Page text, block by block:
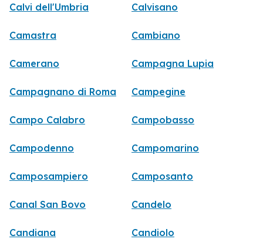
Calvi dell'Umbria Calvisano
Camastra Cambiano
Camerano Campagna Lupia
Campagnano di Roma Campegine
Campo Calabro Campobasso
Campodenno Campomarino
Camposampiero Camposanto
Canal San Bovo Candelo
Candiana Candiolo